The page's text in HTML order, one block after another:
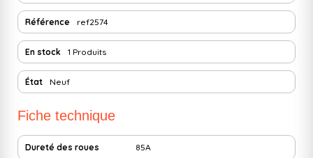
Référence ref2574
En stock 1 Produits
État Neuf
Fiche technique
Dureté des roues 85A